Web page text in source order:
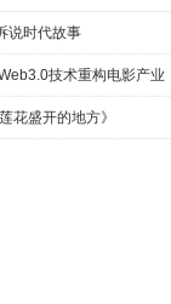
说时代故事
技术重构电影产业
花盛开的地方》